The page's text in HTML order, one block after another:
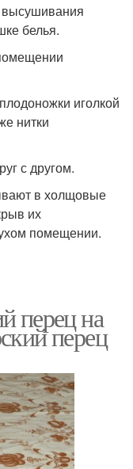
белья.
иголкой
нитки
с другом.
в холщовые
их
помещении.
перец на
перец